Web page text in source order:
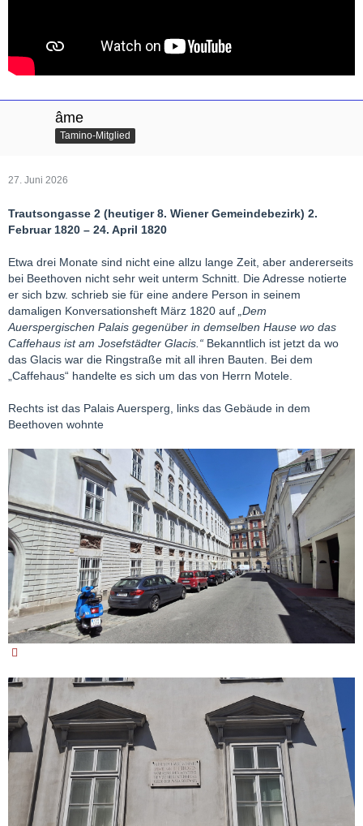
âme
Tamino-Mitglied
27. Juni 2026
Trautsongasse 2 (heutiger 8. Wiener Gemeindebezirk) 2.
Februar 1820 – 24. April 1820
Etwa drei Monate sind nicht eine allzu lange Zeit, aber andererseits
bei Beethoven nicht sehr weit unterm Schnitt. Die Adresse notierte
er sich bzw. schrieb sie für eine andere Person in seinem
damaligen Konversationsheft März 1820 auf „Dem
Auerspergischen Palais gegenüber in demselben Hause wo das
Caffehaus ist am Josefstädter Glacis.“ Bekanntlich ist jetzt da wo
das Glacis war die Ringstraße mit all ihren Bauten. Bei dem
„Caffehaus“ handelte es sich um das von Herrn Motele.
Rechts ist das Palais Auersperg, links das Gebäude in dem
Beethoven wohnte